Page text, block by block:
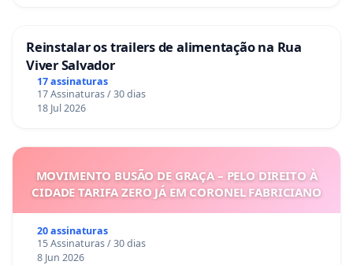
Reinstalar os trailers de alimentação na Rua
Viver Salvador
17 assinaturas
17 Assinaturas / 30 dias
18 Jul 2026
MOVIMENTO BUSÃO DE GRAÇA – PELO DIREITO À
CIDADE TARIFA ZERO JÁ EM CORONEL FABRICIANO
20 assinaturas
15 Assinaturas / 30 dias
8 Jun 2026